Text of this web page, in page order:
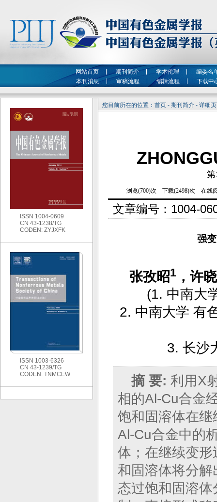
网站首页 期刊简介 学术伦理
编委名
本刊消息
审稿流程 编辑流程 下载中
您目前所在的位置：首页 - 期刊简介 - 详细
文章编号： 1004-
强
张孜昭1 ，许
(1. 中南大
2. 中南大学 有
3. 长沙
摘 要: 利用X
相的Al-Cu合金
饱和固溶体在
Al-Cu合金中的
体；在继续变
和固溶体将分
态过饱和固溶
ISSN 1004-0609
CN 43-1238/TG
CODEN: ZYJXFK
ISSN 1003-6326
CN 43-1239/TG
CODEN: TNMCEW